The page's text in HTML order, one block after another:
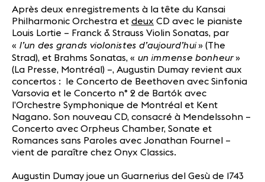
Après deux enregistrements à la tête du Kansai
Philharmonic Orchestra et deux CD avec le pianiste
Louis Lortie – Franck & Strauss Violin Sonatas, par
« l’un des grands violonistes d’aujourd’hui» (The
Strad), et Brahms Sonatas, « un immense bonheur»
(La Presse, Montréal) –, Augustin Dumay revient aux
concertos : le Concerto de Beethoven avec Sinfonia
Varsovia et le Concerto n° 2 de Bartók avec
l’Orchestre Symphonique de Montréal et Kent
Nagano. Son nouveau CD, consacré à Mendelssohn –
Concerto avec Orpheus Chamber, Sonate et
Romances sans Paroles avec Jonathan Fournel –
vient de paraître chez Onyx Classics.
Augustin Dumay joue un Guarnerius del Gesù de 1743